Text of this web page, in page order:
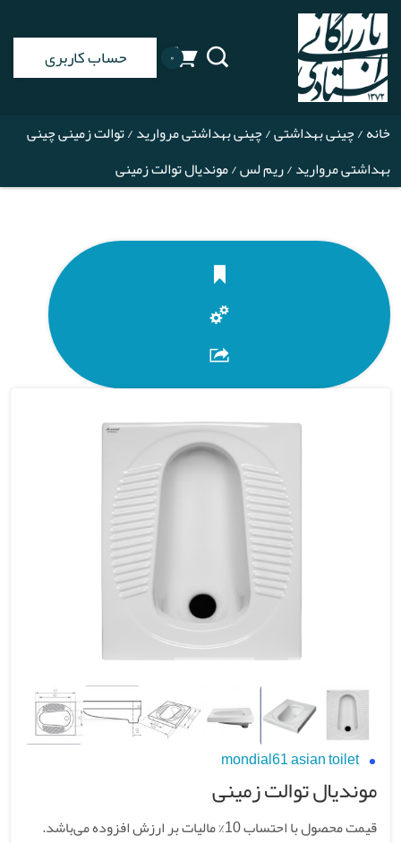
۰ حساب کاربری
خانه/چینی بهداشتی/چینی بهداشتی مروارید/توالت زمینی چینی
بهداشتی مروارید/ریم لس/ موندیال توالت زمینی
mondial61 asian toilet
موندیال توالت زمینی
قیمت محصول با احتساب 10% مالیات بر ارزش افزوده می‌باشد.